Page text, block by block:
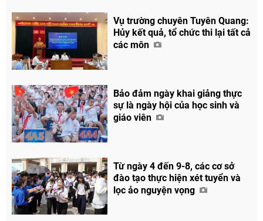
Vụ trường chuyên Tuyên Quang:
Hủy kết quả, tổ chức thi lại tất cả
các môn
Bảo đảm ngày khai giảng thực
sự là ngày hội của học sinh và
giáo viên
Từ ngày 4 đến 9-8, các cơ sở
đào tạo thực hiện xét tuyển và
lọc ảo nguyện vọng